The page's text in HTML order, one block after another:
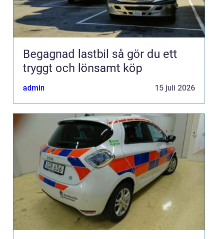
Begagnad lastbil så gör du ett
tryggt och lönsamt köp
admin 15 juli 2026